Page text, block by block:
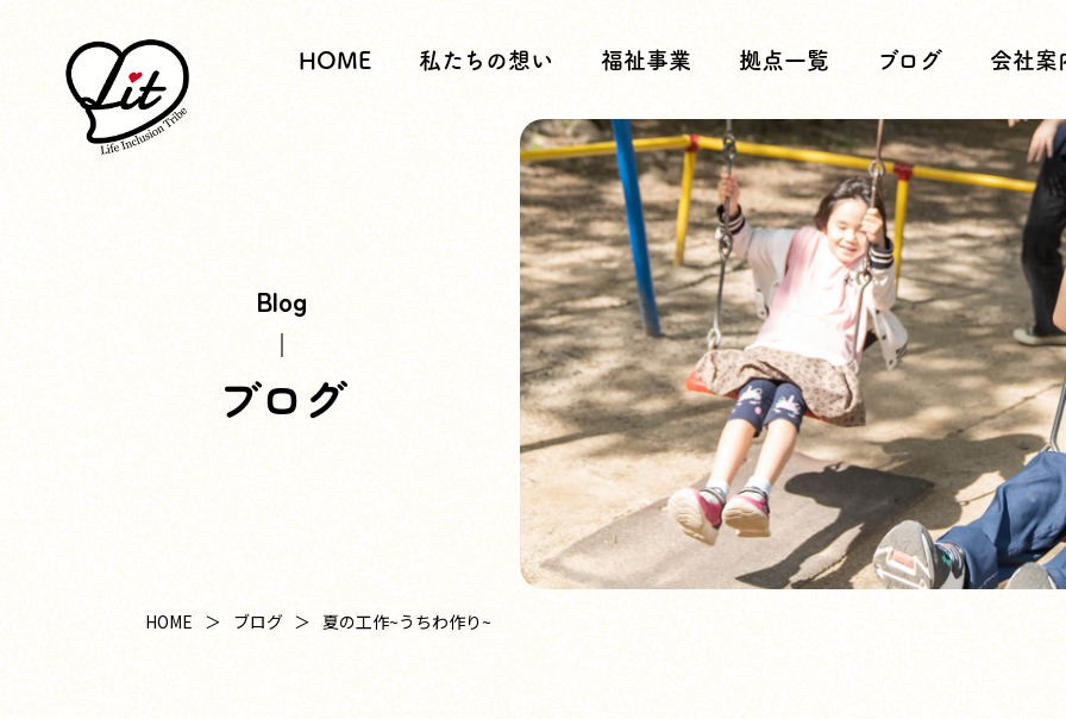
HOME 私たちの想い 福祉事業 拠点一覧 ブログ 会社案
Blog
ブログ
HOME ブログ 夏の工作~うちわ作り~